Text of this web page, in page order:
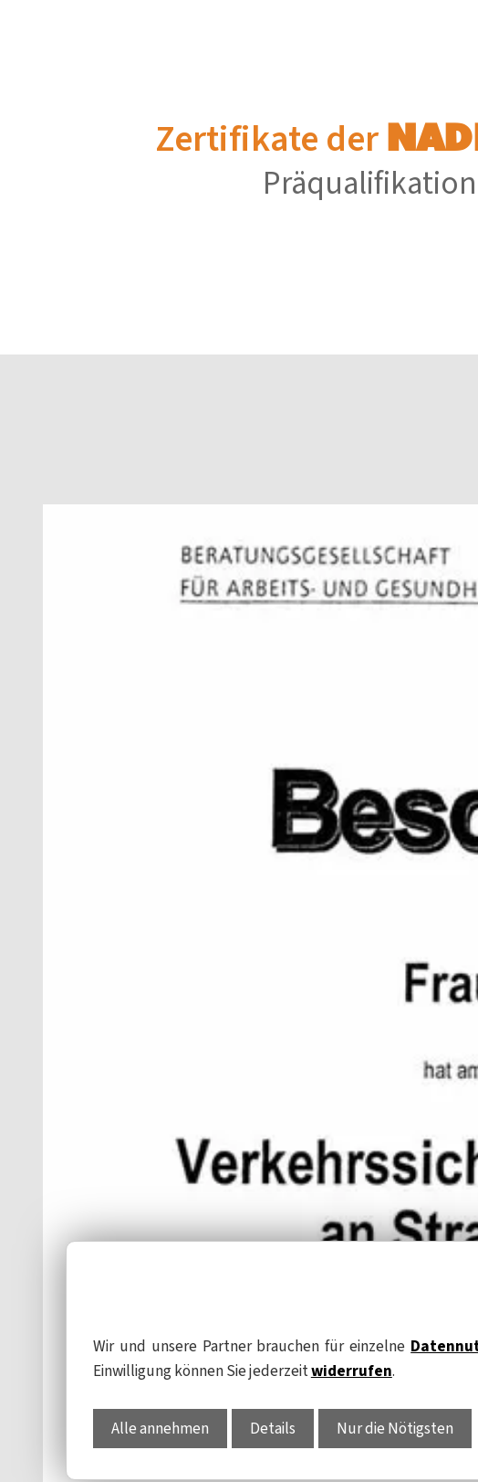
Zertifikate der
Wir und unsere Partner brauchen für einzelne
Einwilligung können Sie jederzeitwiderrufen.
Alle annehmen Details Nur die Nötigsten